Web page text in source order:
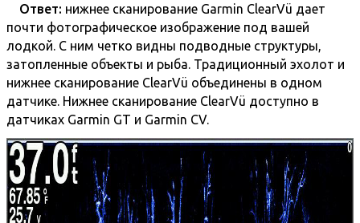
Ответ: нижнее сканирование Garmin ClearVü дает
почти фотографическое изображение под вашей
лодкой. С ним четко видны подводные структуры,
затопленные объекты и рыба. Традиционный эхолот и
нижнее сканирование ClearVü объединены в одном
датчике. Нижнее сканирование ClearVü доступно в
датчиках Garmin GT и Garmin CV.